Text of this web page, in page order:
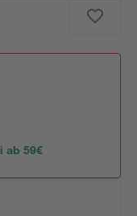
ab 59€